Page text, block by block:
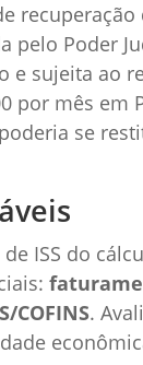
recuperação
pelo Poder
e sujeita ao
mês em
se
ISS do
COFINS.